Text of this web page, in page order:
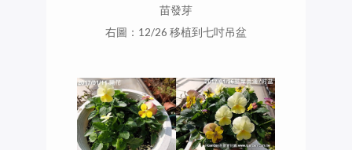
苗發芽
右圖：12/26 移植到七吋吊盆